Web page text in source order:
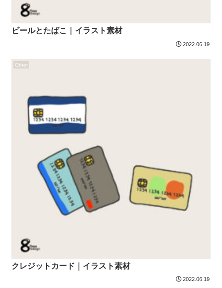
ビールとたばこ｜イラスト素材
2022.06.19
Other
クレジットカード｜イラスト素材
2022.06.19